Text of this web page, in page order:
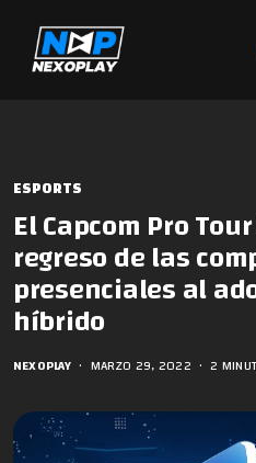
ESPORTS
El Capcom Pro
regreso de las
presenciales al
híbrido
NEXOPLAY • MARZO 29, 2022 • 2